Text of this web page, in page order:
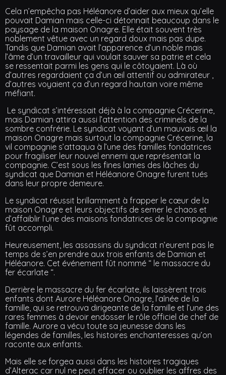
Cela n’empêcha pas Héléanore d’aider aux mieux qu’elle
pouvait Damian mais celle-ci détonnait beaucoup dans le
paysage de la maison Onagre. Elle était souvent très
noblement vêtue avec un regard doux mais pas dupe.
Tandis que Damian avait l’apparence d’un noble mais
l’âme d’un travailleur qui voulait sauver sa patrie et cela
se ressentait parmi les gens qui le côtoyaient. Là où
d’autres regardaient ça d’un œil attentif ou admirateur ,
d’autres voyaient ça d’un regard hautain voire même
méfiant.
Le syndicat s’intéressait déjà à la compagnie Crécerine,
mais Damian attira aussi l’attention des criminels de la
sombre confrérie. Le syndicat voyant d’un mauvais œil la
maison Onagre mais surtout la compagnie Crécerine, la
vil compagnie s’attaqua à l’une des familles fondatrices
pour fragiliser leur nouvel ennemi que représentait la
compagnie. C’est sous les fines lames des lâches du
syndicat que Damian et Héléanore Onagre furent tués
dans leur propre demeure.
Le syndicat réussit brillamment à frapper le cœur de la
maison Onagre et leurs objectifs de semer le chaos et
d’affaiblir l’une des maisons fondatrices de la compagnie
fût accompli.
Heureusement, les assassins du syndicat n’eurent pas le
temps de s’en prendre aux trois enfants de Damian et
Héléanore. Cet événement fût nommé “ le massacre du
fer écarlate “.
Derrière le massacre du fer écarlate, ils laissèrent trois
enfants dont Aurore Héléanore Onagre, l’aînée de la
famille, qui se retrouva dirigeante de la famille et l’une des
rares femmes à devoir endosser le rôle officiel de chef de
famille. Aurore a vécu toute sa jeunesse dans les
légendes de familles, les histoires enchanteresses qu’on
raconte aux enfants.
Mais elle se forgea aussi dans les histoires tragiques
d’Alterac car nul ne peut effacer ou oublier les affres des